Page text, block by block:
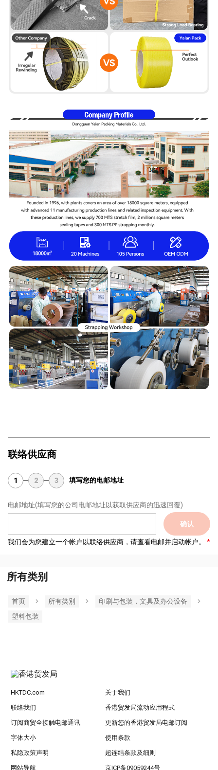
联络供应商
1 2 3 填写您的电邮地址
电邮地址(填写您的公司电邮地址以获取供应商的迅速回覆)
确认
我们会为您建立一个帐户以联络供应商，请查看电邮并启动帐户。
所有类别
首页 所有类別
印刷与包装，文具及办公设备
塑料包装
HKTDC.com 关于我们
联络我们 香港贸发局流动应用程式
订阅商贸全接触电邮通讯 更新您的香港贸发局电邮订阅
字体大小 使用条款
私隐政策声明 超连结条款及细则
网站导航 京ICP备09059244号